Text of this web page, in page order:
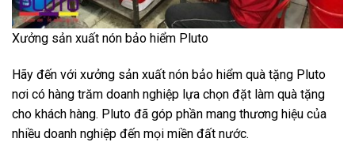
Xưởng sản xuất nón bảo hiểm Pluto
Hãy đến với xưởng sản xuất nón bảo hiểm quà tặng Pluto
nơi có hàng trăm doanh nghiệp lựa chọn đặt làm quà tặng
cho khách hàng. Pluto đã góp phần mang thương hiệu của
nhiều doanh nghiệp đến mọi miền đất nước.